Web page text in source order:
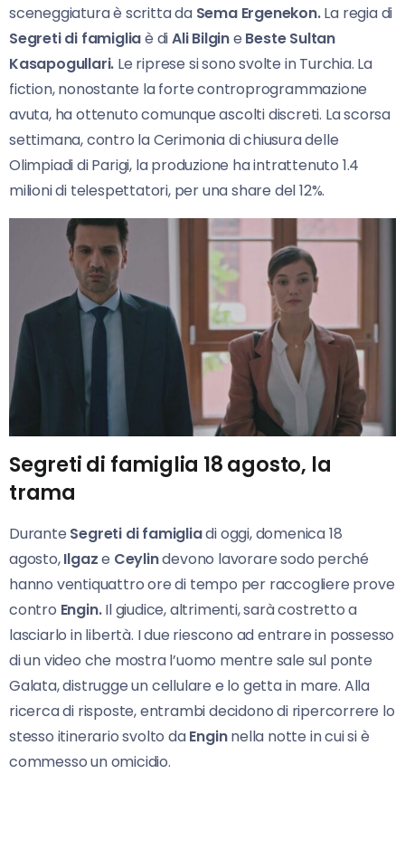
sceneggiatura è scritta da Sema Ergenekon.La regia di
Segreti di famigliaè diAli Bilgine Beste Sultan
Kasapogullari. Le riprese si sono svolte in Turchia. La
fiction, nonostante la forte controprogrammazione
avuta, ha ottenuto comunque ascolti discreti. La scorsa
settimana, contro la Cerimonia di chiusura delle
Olimpiadi di Parigi, la produzione ha intrattenuto 1.4
milioni di telespettatori, per una share del 12%.
Segreti di famiglia 18 agosto, la
trama
Durante Segreti di famigliadi oggi, domenica 18
agosto,Ilgaze Ceylindevono lavorare sodo perché
hanno ventiquattro ore di tempo per raccogliere prove
contro Engin.Il giudice, altrimenti, sarà costretto a
lasciarlo in libertà. I due riescono ad entrare in possesso
di un video che mostra l’uomo mentre sale sul ponte
Galata, distrugge un cellulare e lo getta in mare. Alla
ricerca di risposte, entrambi decidono di ripercorrere lo
stesso itinerario svolto daEnginnella notte in cui si è
commesso un omicidio.